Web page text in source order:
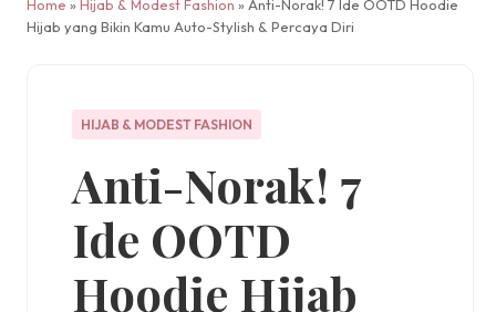
Home » Hijab & Modest Fashion » Anti-Norak! 7 Ide OOTD Hoodie
Hijab yang Bikin Kamu Auto-Stylish & Percaya Diri
HIJAB & MODEST FASHION
Anti-Norak! 7
Ide OOTD
Hoodie Hijab